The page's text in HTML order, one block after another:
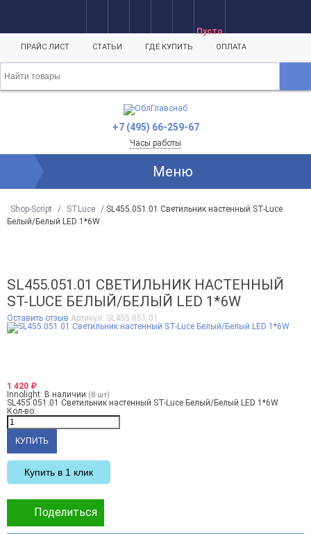
Пусто
ПРАЙС ЛИСТ СТАТЬИ ГДЕ КУПИТЬ ОПЛАТА
+7 (495) 66-259-67
Часы работы
Меню
Shop-Script / STLuce / SL455.051.01 Светильник настенный ST-Luce
Белый/Белый LED 1*6W
SL455.051.01 СВЕТИЛЬНИК НАСТЕННЫЙ
ST-LUCE БЕЛЫЙ/БЕЛЫЙ LED 1*6W
Оставить отзыв Артикул: SL455.051.01
1 420 ₽
Innolight: В наличии (8 шт)
SL455.051.01 Светильник настенный ST-Luce Белый/Белый LED 1*6W
Кол-во:
Купить в 1 клик
Поделиться